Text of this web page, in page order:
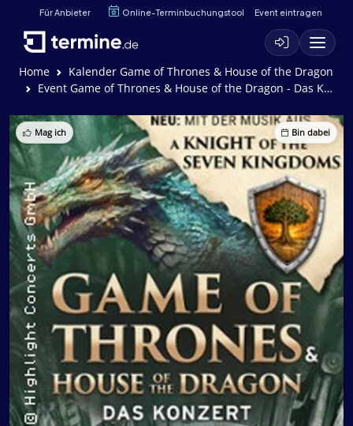
Für Anbieter Online-Terminbuchungstool Event eintragen
Home
Kalender Game of Thrones & House of the Dragon
Event Game of Thrones & House of the Dragon - Das Konzert
Mag ich Bin dabei